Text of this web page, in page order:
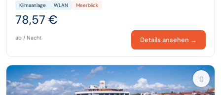
Klimaanlage WLAN Meerblick
78,57 €
ab / Nacht Details ansehen →